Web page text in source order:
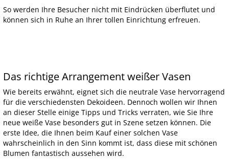
So werden Ihre Besucher nicht mit Eindrücken überflutet und
können sich in Ruhe an Ihrer tollen Einrichtung erfreuen.
Das richtige Arrangement weißer Vasen
Wie bereits erwähnt, eignet sich die neutrale Vase hervorragend
für die verschiedensten Dekoideen. Dennoch wollen wir Ihnen
an dieser Stelle einige Tipps und Tricks verraten, wie Sie Ihre
neue weiße Vase besonders gut in Szene setzen können. Die
erste Idee, die Ihnen beim Kauf einer solchen Vase
wahrscheinlich in den Sinn kommt ist, dass diese mit schönen
Blumen fantastisch aussehen wird.